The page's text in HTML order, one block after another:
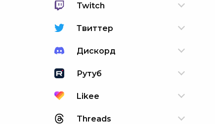
Twitch
Твиттер
Дискорд
Рутуб
Likee
Threads